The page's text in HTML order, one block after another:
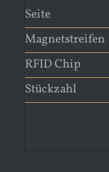
Seite
Magnetstreifen
RFID Chip
Stückzahl